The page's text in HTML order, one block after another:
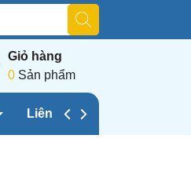
Giỏ hàng
0 Sản phẩm
Liên hệ chúng tôi